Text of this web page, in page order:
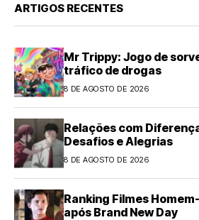
ARTIGOS RECENTES
Mr Trippy: Jogo de
tráfico de drogas
8 DE AGOSTO DE 2026
Relações com
Desafios e Alegrias
8 DE AGOSTO DE 2026
Ranking Filmes
após Brand New Day